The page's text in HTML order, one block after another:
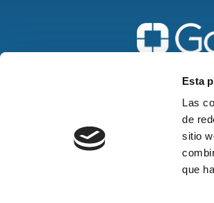
Esta
Las
de
sitio
que
goom@goomspain.com
916 22 58 57